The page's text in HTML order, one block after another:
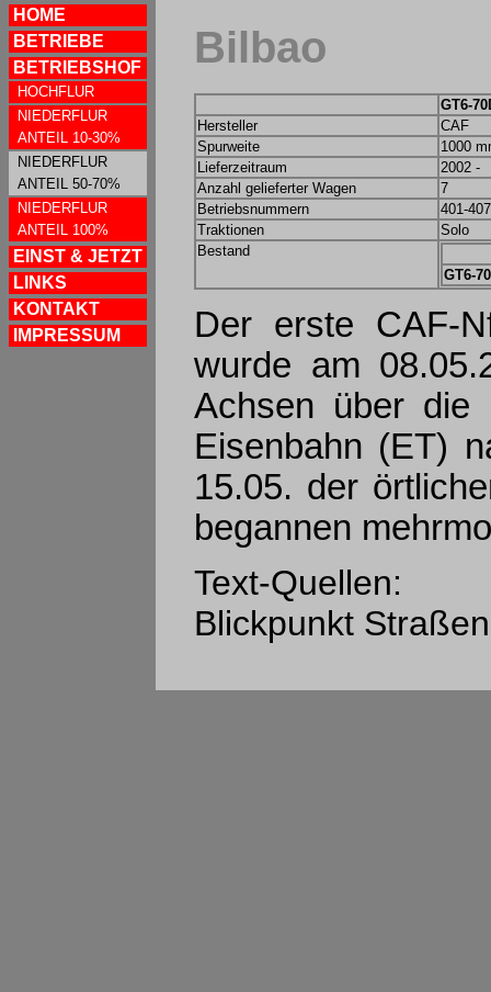
HOME
BETRIEBE
BETRIEBSHOF
HOCHFLUR
NIEDERFLUR
ANTEIL 10-30%
NIEDERFLUR
ANTEIL 50-70%
NIEDERFLUR
ANTEIL 100%
EINST & JETZT
LINKS
KONTAKT
IMPRESSUM
Bilbao
GT6-
Hersteller
CAF
Spurweite
1000
Lieferzeitraum
2002 -
Anzahl gelieferter Wagen
7
Betriebsnummern
401-407
Traktionen
Solo
Bestand
GT6-
Der erste CAF-
wurde am
Achsen über die
Eisenbahn (ET)
15.05. der
begannen
Text-Quellen:
Blickpunkt